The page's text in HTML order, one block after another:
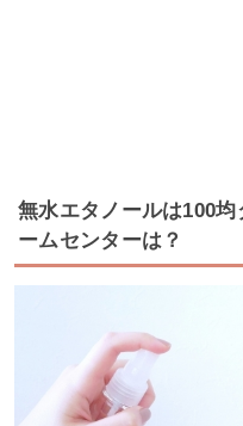
無水エタノールは100
ームセンターは？